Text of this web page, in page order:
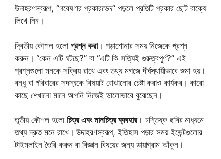
উদাহরণস্বরূপ, “গবেষণার প্রকারভেদ” পড়লে প্রতিটি প্রকার ছোট বাক্যে
লিখে নিন।
দ্বিতীয় কৌশল হলো প্রশ্ন করা। পড়াশোনার সময় নিজেকে প্রশ্ন
করুন। “কেন এটি ঘটছে?” বা “এটি কি সত্যিই গুরুত্বপূর্ণ?” এই
প্রশ্নগুলো মনকে সক্রিয় রাখে এবং তথ্য মগজে দীর্ঘস্থায়ীভাবে জমা হয়।
বন্ধু বা পরিবারের সদস্যকে বিষয়টি বোঝানোর চেষ্টা করাও কার্যকর। কারো
কাছে শেখানো মানে আপনি নিজেই ভালোভাবে বুঝেছেন।
তৃতীয় কৌশল হলো চিত্র এবং মানচিত্র ব্যবহার। মস্তিষ্ক ছবির মাধ্যমে
তথ্য দ্রুত মনে রাখে। উদাহরণস্বরূপ, ইতিহাস পড়ার সময় ইভেন্টগুলোর
টাইমলাইন তৈরি করুন বা বিজ্ঞান বিষয়ের জন্য ডায়াগ্রাম আঁকুন।